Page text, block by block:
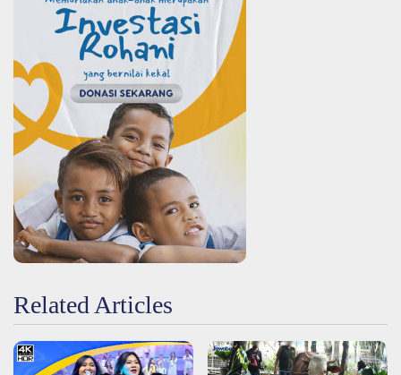
Related Articles